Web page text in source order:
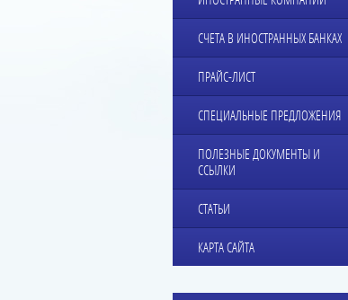
СЧЕТА В ИНОСТРАННЫХ БАНКАХ
ПРАЙС-ЛИСТ
СПЕЦИАЛЬНЫЕ ПРЕДЛОЖЕНИЯ
ПОЛЕЗНЫЕ ДОКУМЕНТЫ И
ССЫЛКИ
СТАТЬИ
КАРТА САЙТА